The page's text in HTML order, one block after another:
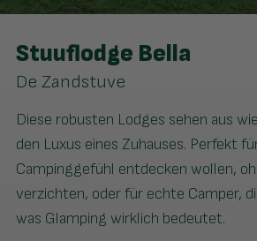
Stuuflodge Bella
De Zandstuve
Diese robusten Lodges sehen aus
den Luxus eines Zuhauses. Perfekt
Campinggefühl entdecken wollen,
verzichten, oder für echte Camper,
was Glamping wirklich bedeutet.